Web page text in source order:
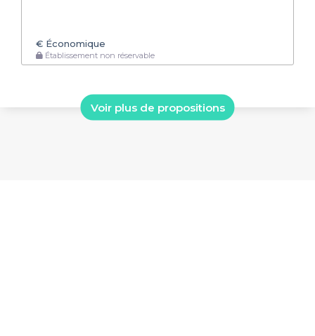
€ Économique
Établissement non réservable
Voir plus de propositions